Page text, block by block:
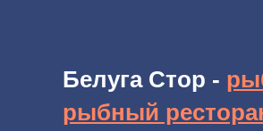
Белуга Стор -
рыбный